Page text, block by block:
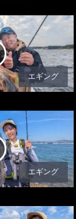
エギング
エギング